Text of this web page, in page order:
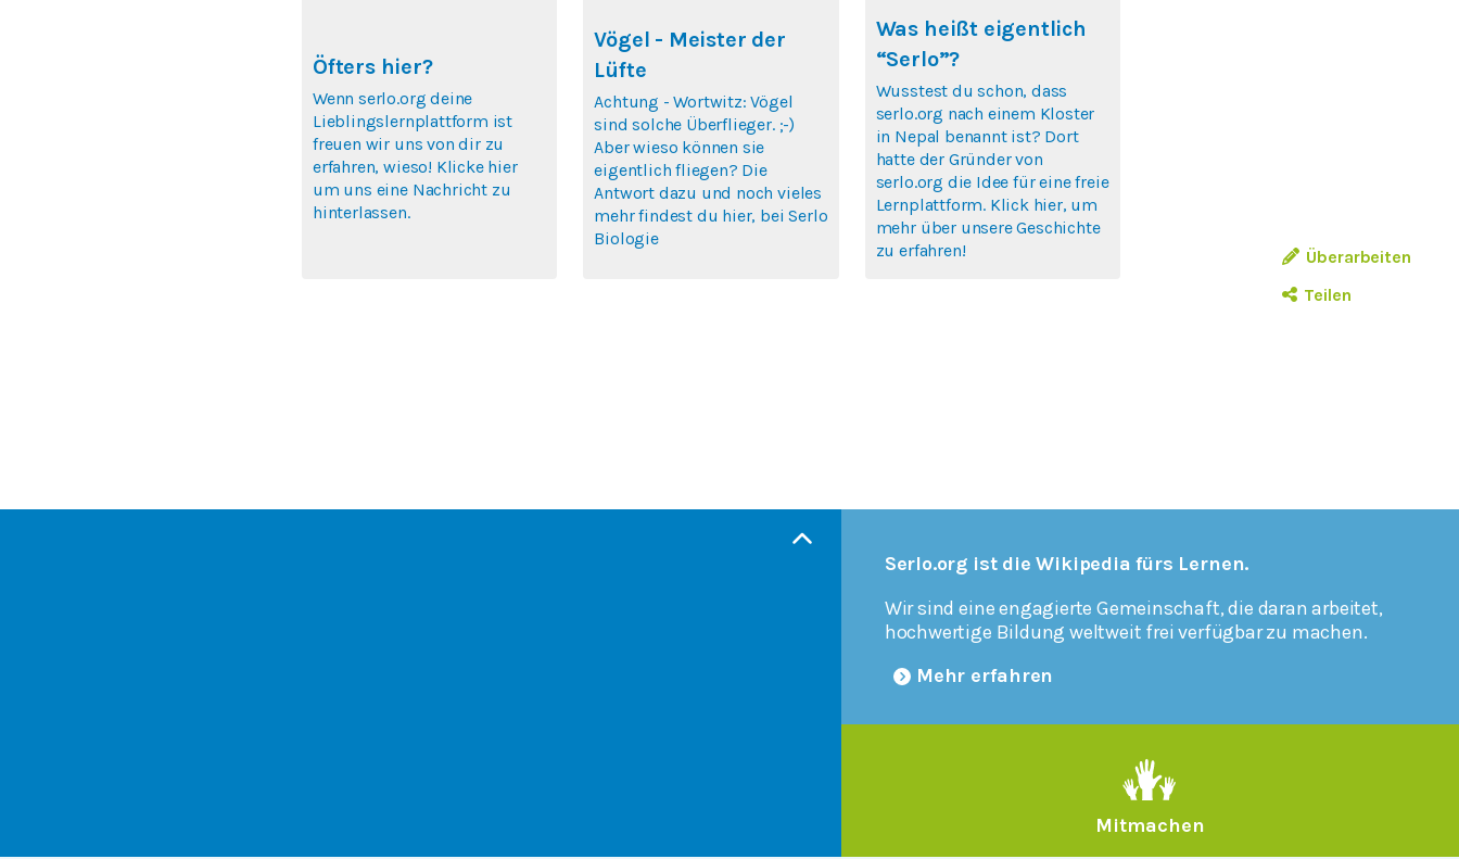
Überarbeiten
Teilen
Öfters hier?
Wenn serlo.org deine
Lieblingslernplattform ist
freuen wir uns von dir zu
erfahren, wieso! Klicke hier
um uns eine Nachricht zu
hinterlassen.
Vögel - Meister der
Lüfte
Achtung - Wortwitz: Vögel
sind solche Überflieger. ;-)
Aber wieso können sie
eigentlich fliegen? Die
Antwort dazu und noch vieles
mehr findest du hier, bei Serlo
Biologie
Was heißt eigentlich
“Serlo”?
Wusstest du schon, dass
serlo.org nach einem Kloster
in Nepal benannt ist? Dort
hatte der Gründer von
serlo.org die Idee für eine freie
Lernplattform. Klick hier, um
mehr über unsere Geschichte
zu erfahren!
Serlo.org ist die Wikipedia fürs Lernen.
Wir sind eine engagierte Gemeinschaft, die daran arbeitet,
hochwertige Bildung weltweit frei verfügbar zu machen.
Mehr erfahren
Mitmachen